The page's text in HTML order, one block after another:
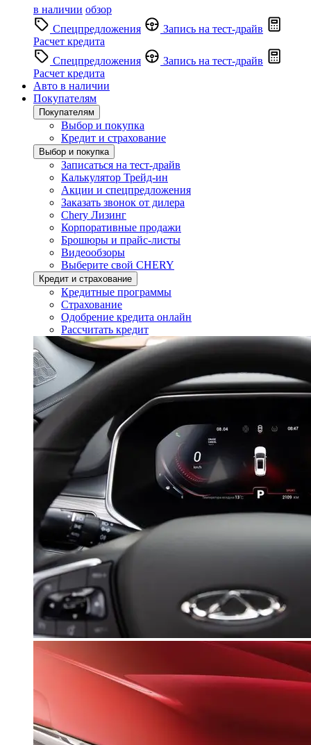
в наличии обзор
Спецпредложения
Запись на тест-драйв
Расчет кредита
Спецпредложения
Запись на тест-драйв
Расчет кредита
Авто в наличии
Покупателям
Покупателям
Выбор и покупка
Кредит и страхование
Выбор и покупка
Записаться на тест-драйв
Калькулятор Трейд-ин
Акции и спецпредложения
Заказать звонок от дилера
Chery Лизинг
Корпоративные продажи
Брошюры и прайс-листы
Видеообзоры
Выберите свой CHERY
Кредит и страхование
Кредитные программы
Страхование
Одобрение кредита онлайн
Рассчитать кредит